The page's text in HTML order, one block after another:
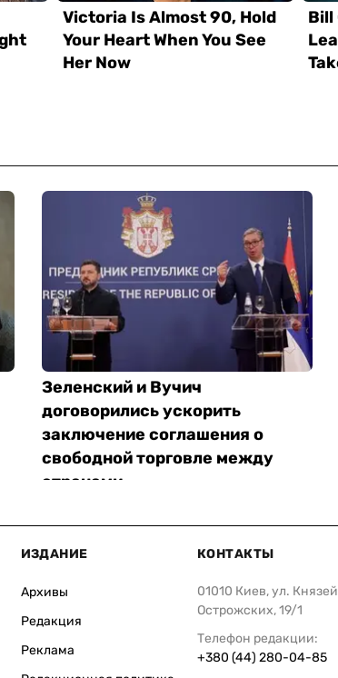
Зеленский и Вучич
договорились ускорить
заключение соглашения о
свободной торговле между
странами
ИЗДАНИЕ
Архивы
Редакция
Реклама
КОНТАКТЫ
01010 Киев, ул. Князей
Острожских, 19/1
Телефон редакции:
+380 (44) 280-04-85